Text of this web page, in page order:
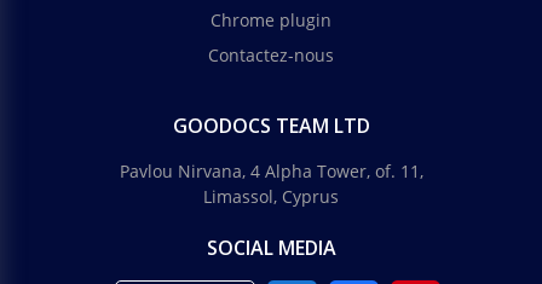
Chrome plugin
Contactez-nous
GOODOCS TEAM LTD
Pavlou Nirvana, 4 Alpha Tower, of. 11,
Limassol, Cyprus
SOCIAL MEDIA